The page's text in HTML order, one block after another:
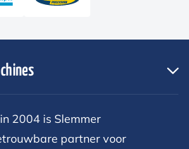
2004 is Slemmer
partner voor